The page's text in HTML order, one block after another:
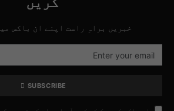
خبریں براہِ راست اپنے ان باکس
SUBSCRIBE